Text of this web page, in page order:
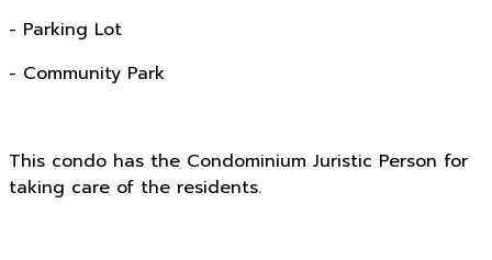
- Parking Lot
- Community Park
This condo has the Condominium Juristic Person for
taking care of the residents.